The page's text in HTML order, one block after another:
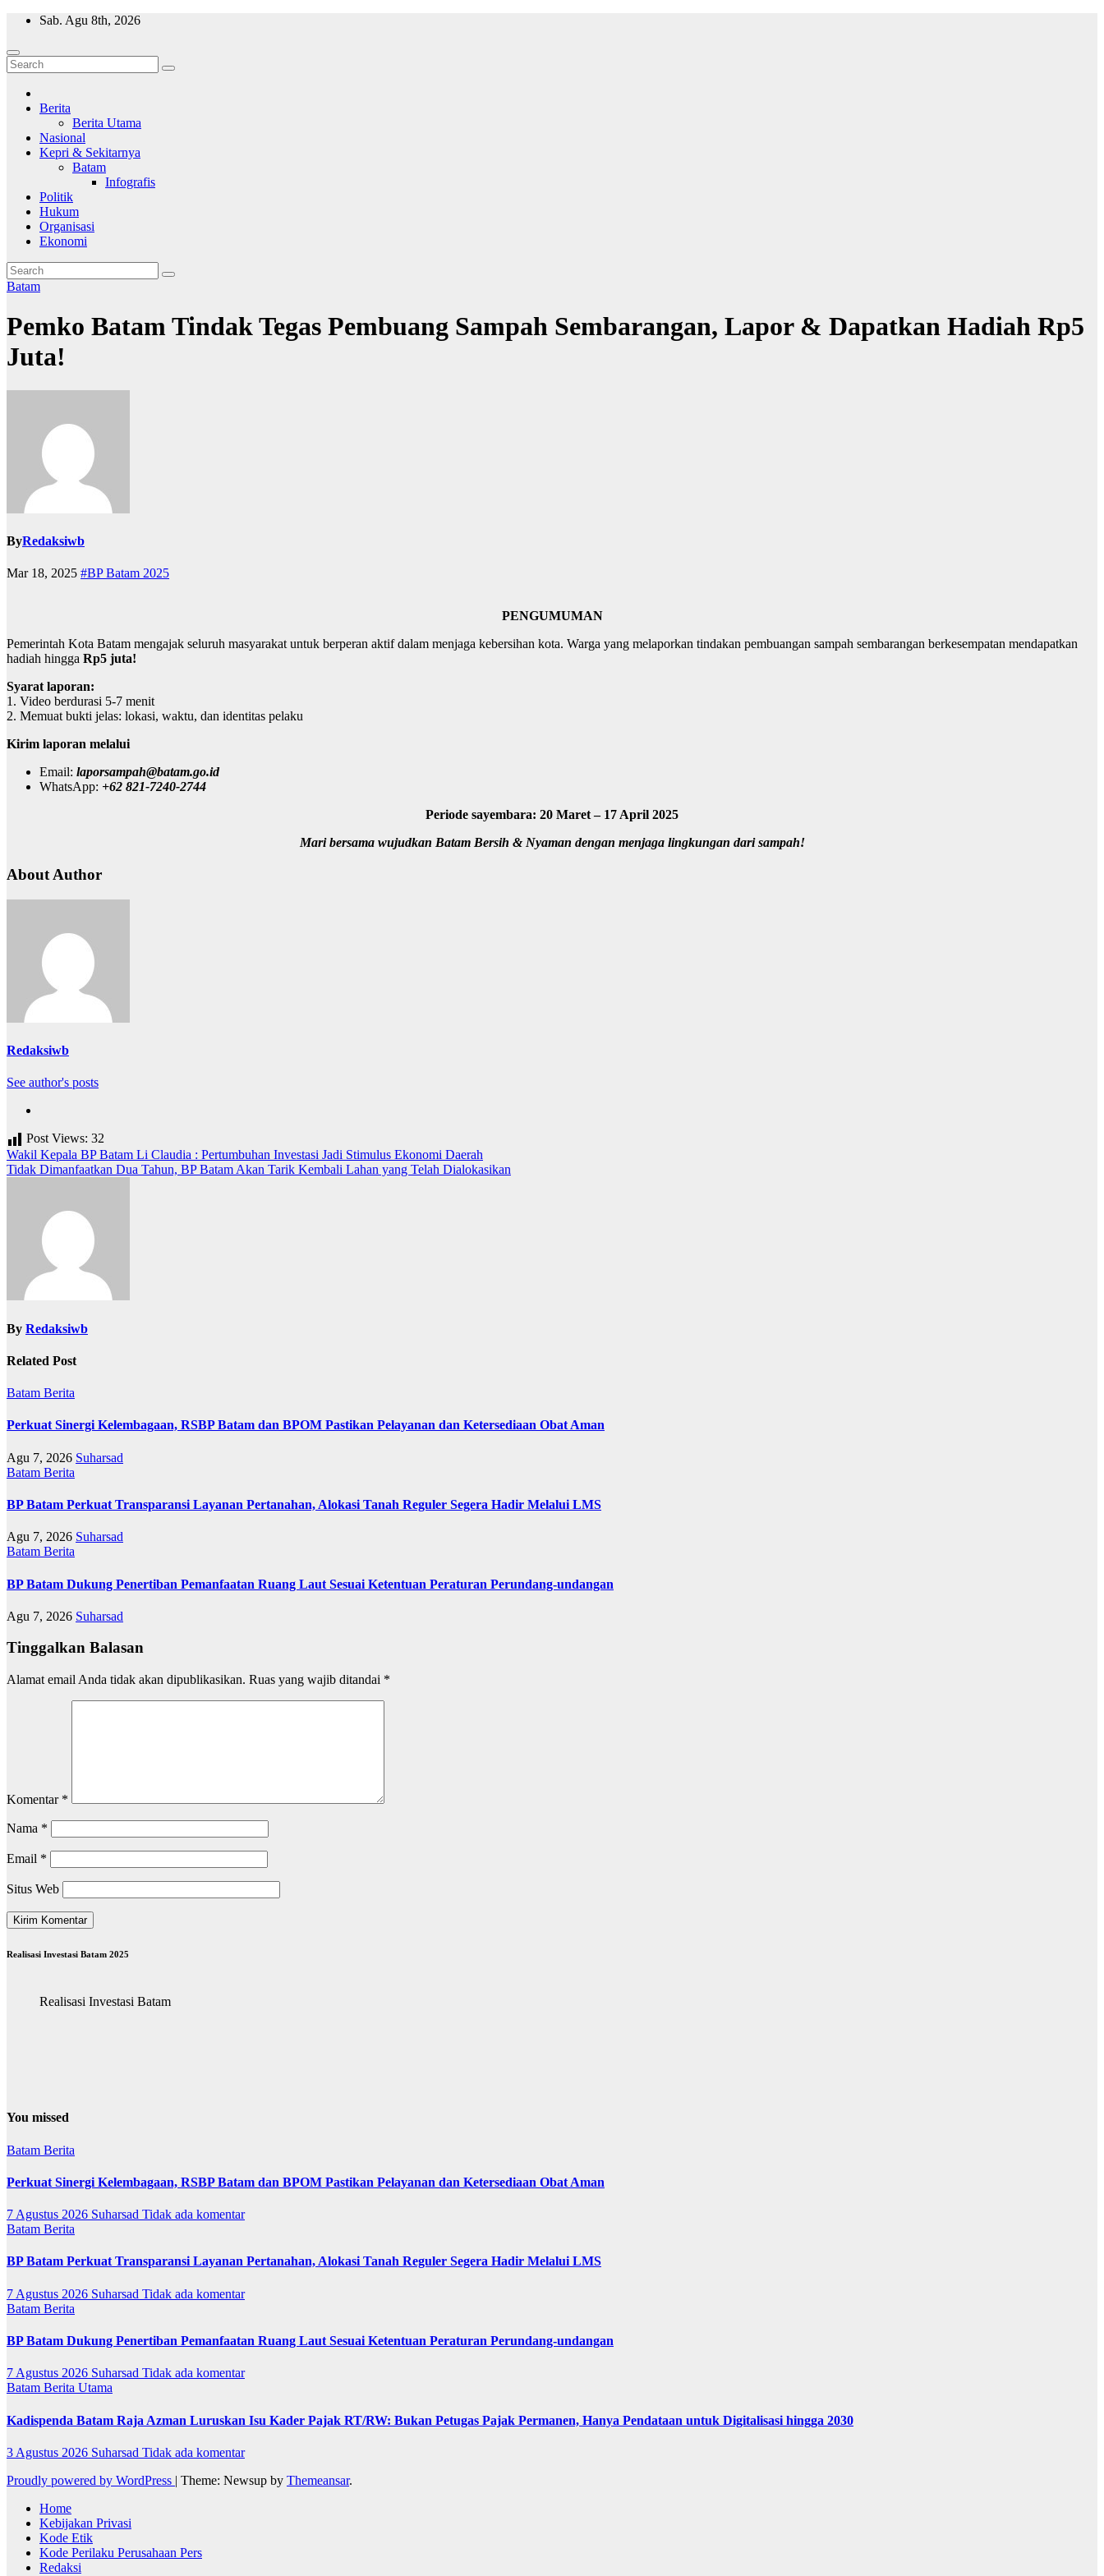
Skip
content
Sab. Agu 8th, 2026
Wajah Batam
CCTV nya kota Batam
Berita
Berita Utama
Nasional
Kepri & Sekitarnya
Batam
Infografis
Politik
Hukum
Organisasi
Ekonomi
Batam
Pemko Batam Tindak Tegas Pembuang Sampah Sembarangan, Lapor & Dapatkan Hadiah Rp5
Juta!
ByRedaksiwb
Mar 18, 2025 #BP Batam 2025
PENGUMUMAN
Pemerintah Kota Batam mengajak seluruh masyarakat untuk berperan aktif dalam menjaga kebersihan kota. Warga yang melaporkan tindakan pembuangan sampah sembarangan berkesempatan mendapatkan
hadiah hingga Rp5 juta!
Syarat laporan:
1. Video berdurasi 5-7 menit
2. Memuat bukti jelas: lokasi, waktu, dan identitas pelaku
Kirim laporan melalui
Email: laporsampah@batam.go.id
WhatsApp: +62 821-7240-2744
Periode sayembara: 20 Maret – 17 April 2025
Mari bersama wujudkan Batam Bersih & Nyaman dengan menjaga lingkungan dari sampah!
About Author
Redaksiwb
See author's posts
Post Views: 32
Navigasi
pos
Wakil Kepala BP Batam Li Claudia : Pertumbuhan Investasi Jadi Stimulus Ekonomi Daerah
Tidak Dimanfaatkan Dua Tahun, BP Batam Akan Tarik Kembali Lahan yang Telah Dialokasikan
By Redaksiwb
Related Post
Batam Berita
Perkuat Sinergi Kelembagaan, RSBP Batam dan BPOM Pastikan Pelayanan dan Ketersediaan Obat Aman
Agu 7, 2026 Suharsad
Batam Berita
BP Batam Perkuat Transparansi Layanan Pertanahan, Alokasi Tanah Reguler Segera Hadir Melalui LMS
Agu 7, 2026 Suharsad
Batam Berita
BP Batam Dukung Penertiban Pemanfaatan Ruang Laut Sesuai Ketentuan Peraturan Perundang-undangan
Agu 7, 2026 Suharsad
Tinggalkan Balasan
Alamat email Anda tidak akan dipublikasikan. Ruas yang wajib ditandai *
Komentar *
Nama *
Email *
Situs Web
Realisasi Investasi Batam 2025
Realisasi Investasi Batam
You missed
Batam Berita
Perkuat Sinergi Kelembagaan, RSBP Batam dan BPOM Pastikan Pelayanan dan Ketersediaan Obat Aman
7 Agustus 2026 Suharsad Tidak ada komentar
Batam Berita
BP Batam Perkuat Transparansi Layanan Pertanahan, Alokasi Tanah Reguler Segera Hadir Melalui LMS
7 Agustus 2026 Suharsad Tidak ada komentar
Batam Berita
BP Batam Dukung Penertiban Pemanfaatan Ruang Laut Sesuai Ketentuan Peraturan Perundang-undangan
7 Agustus 2026 Suharsad Tidak ada komentar
Batam Berita Utama
Kadispenda Batam Raja Azman Luruskan Isu Kader Pajak RT/RW: Bukan Petugas Pajak Permanen, Hanya Pendataan untuk Digitalisasi hingga 2030
3 Agustus 2026 Suharsad Tidak ada komentar
Proudly powered by WordPress | Theme: Newsup by Themeansar.
Home
Kebijakan Privasi
Kode Etik
Kode Perilaku Perusahaan Pers
Redaksi